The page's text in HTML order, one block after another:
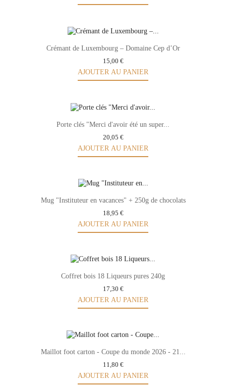
Crémant de Luxembourg – Domaine Cep d’Or
15,00 €
AJOUTER AU PANIER
Porte clés "Merci d'avoir été un super...
20,05 €
AJOUTER AU PANIER
Mug "Instituteur en vacances" + 250g de chocolats
18,95 €
AJOUTER AU PANIER
Coffret bois 18 Liqueurs pures 240g
17,30 €
AJOUTER AU PANIER
Maillot foot carton - Coupe du monde 2026 - 21...
11,80 €
AJOUTER AU PANIER